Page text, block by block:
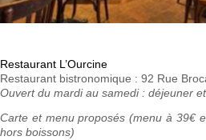
Restaurant L’Ourcine
Restaurant bistronomique : 92 Rue
Ouvert du mardi au samedi : déjeuner
Carte et menu proposés (menu à 39€
hors boissons)